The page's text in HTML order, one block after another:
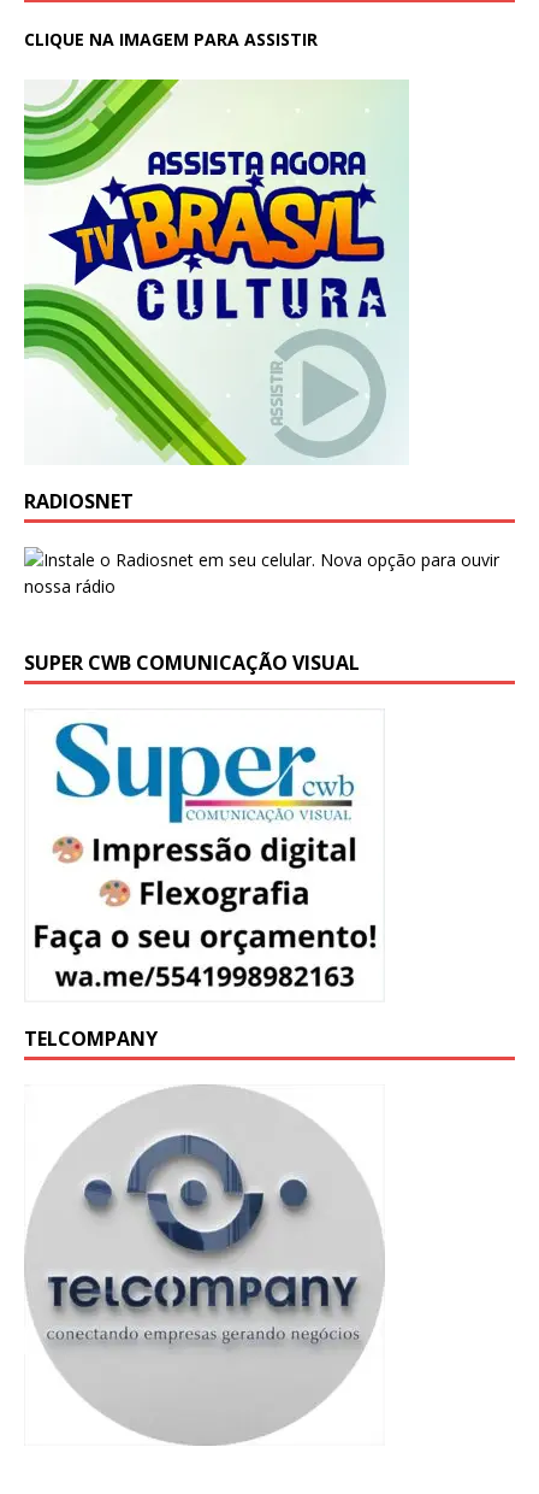
CLIQUE NA IMAGEM PARA ASSISTIR
RADIOSNET
SUPER CWB COMUNICAÇÃO VISUAL
TELCOMPANY